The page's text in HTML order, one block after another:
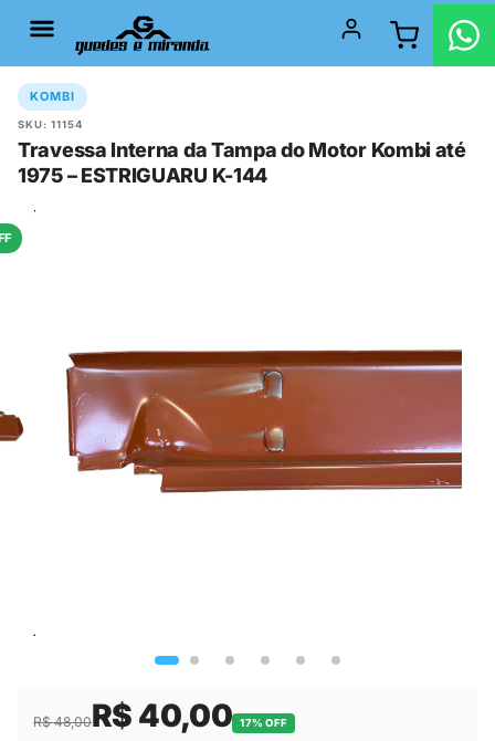
KOMBI
SKU: 11154
Travessa Interna da Tampa do Motor Kombi até
1975 – ESTRIGUARU K-144
R$ 48,00R$ 40,00 17% OFF